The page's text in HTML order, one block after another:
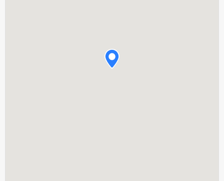
перевірку домашніх завдань, а також
забезпечують доступність цієї високоякісної